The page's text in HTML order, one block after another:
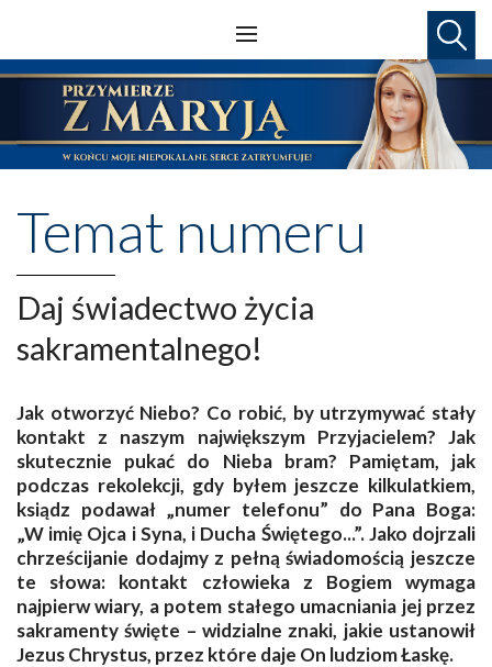
Temat numeru
Daj świadectwo życia
sakramentalnego!
Jak otworzyć Niebo? Co robić, by utrzymywać stały
kontakt z naszym największym Przyjacielem? Jak
skutecznie pukać do Nieba bram? Pamiętam, jak
podczas rekolekcji, gdy byłem jeszcze kilkulatkiem,
ksiądz podawał „numer telefonu” do Pana Boga:
„W imię Ojca i Syna, i Ducha Świętego...”. Jako dojrzali
chrześcijanie dodajmy z pełną świadomością jeszcze
te słowa: kontakt człowieka z Bogiem wymaga
najpierw wiary, a potem stałego umacniania jej przez
sakramenty święte – widzialne znaki, jakie ustanowił
Jezus Chrystus, przez które daje On ludziom Łaskę.